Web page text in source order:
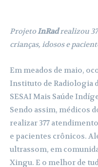
ProjetoInRadrealizou
crianças, idosos e
Em meados de maio,
Instituto de Radiologia
SESAI Mais Saúde
Sendo assim, médicos
realizar 377
e pacientes crônicos.
ultrassom, em
Xingu. E o melhor de